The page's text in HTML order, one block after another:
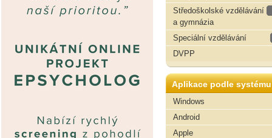
Středoškolské vzdělávání
a gymnázia
Speciální vzdělávání
DVPP
Aplikace podle systému
Windows
Android
Apple